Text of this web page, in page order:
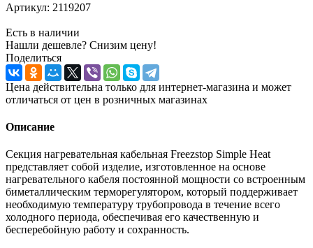
Артикул: 2119207
Есть в наличии
Нашли дешевле? Снизим цену!
Поделиться
Цена действительна только для интернет-магазина и может
отличаться от цен в розничных магазинах
Описание
Секция нагревательная кабельная Freezstop Simple Heat
представляет собой изделие, изготовленное на основе
нагревательного кабеля постоянной мощности со встроенным
биметаллическим терморегулятором, который поддерживает
необходимую температуру трубопровода в течение всего
холодного периода, обеспечивая его качественную и
бесперебойную работу и сохранность.